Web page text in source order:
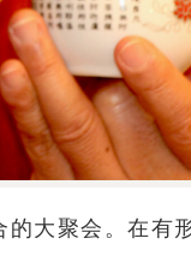
大聚会。在有